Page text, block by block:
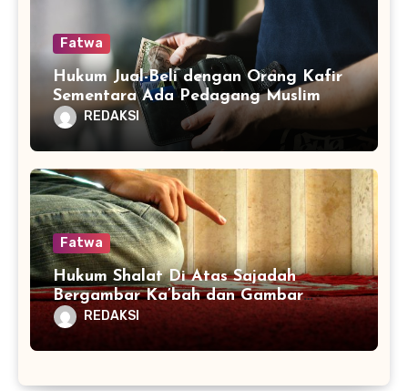
Fatwa
Hukum Jual-Beli dengan Orang Kafir
Sementara Ada Pedagang Muslim
REDAKSI
Fatwa
Hukum Shalat Di Atas Sajadah
Bergambar Ka’bah dan Gambar
Lainnya
REDAKSI